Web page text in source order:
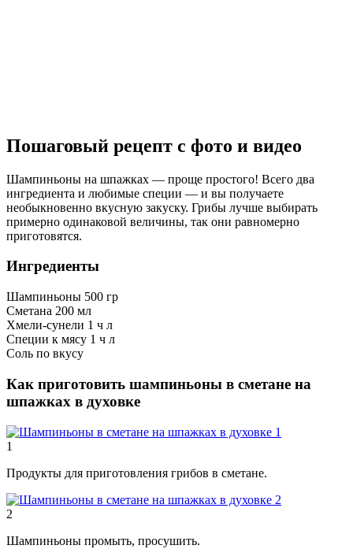
Пошаговый рецепт с фото и видео
Шампиньоны на шпажках — проще простого! Всего два
ингредиента и любимые специи — и вы получаете
необыкновенно вкусную закуску. Грибы лучше выбирать
примерно одинаковой величины, так они равномерно
приготовятся.
Ингредиенты
Шампиньоны 500 гр
Сметана 200 мл
Хмели-сунели 1 ч л
Специи к мясу 1 ч л
Соль по вкусу
Как приготовить шампиньоны в сметане на
шпажках в духовке
1
Продукты для приготовления грибов в сметане.
2
Шампиньоны промыть, просушить.